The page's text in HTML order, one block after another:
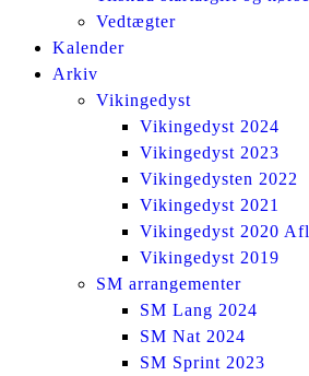
Vedtægter
Kalender
Arkiv
Vikingedyst
Vikingedyst 2024
Vikingedyst 2023
Vikingedysten 2022
Vikingedyst 2021
Vikingedyst 2020
Vikingedyst 2019
SM arrangementer
SM Lang 2024
SM Nat 2024
SM Sprint 2023